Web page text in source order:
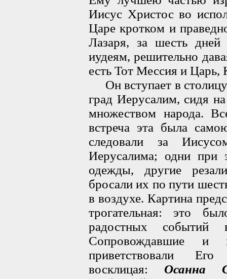
Иисус Христос во
Царе кротком и
Лазаря, за шесть
иудеям, решительно
есть Тот Мессия и Царь,
Он вступает в столицу
град Иерусалим, сидя
множеством народа.
встреча эта была
следовали за
Иерусалима; одни при
одежды, другие
бросали их по пути
в воздухе. Картина
трогательная: это
радостных событий
Сопровождавшие и
приветствовали
восклицая: Осанна